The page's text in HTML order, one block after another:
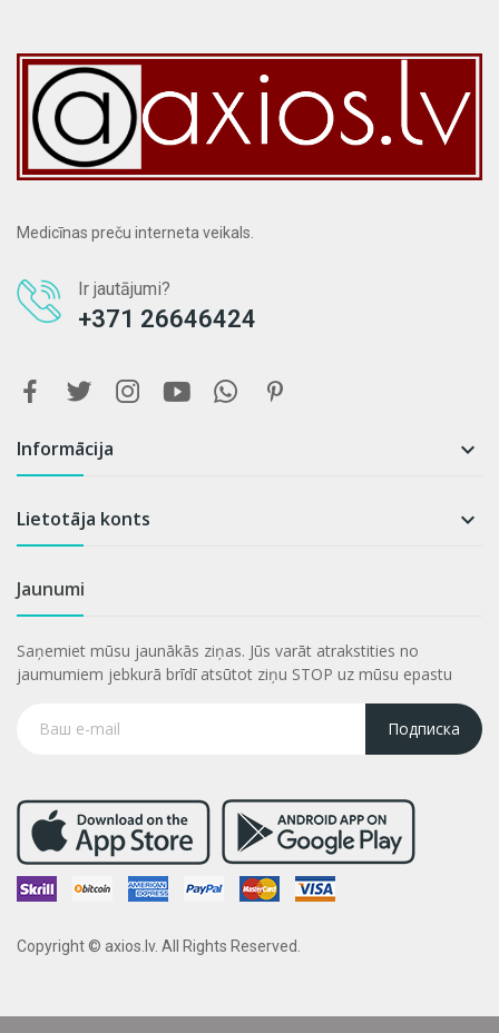
Medicīnas preču interneta veikals.
Ir jautājumi?
+371 26646424
Informācija 
Lietotāja konts 
Jaunumi
Saņemiet mūsu jaunākās ziņas. Jūs varāt atrakstities no
jaumumiem jebkurā brīdī atsūtot ziņu STOP uz mūsu epastu
Подписка
Copyright © axios.lv. All Rights Reserved.